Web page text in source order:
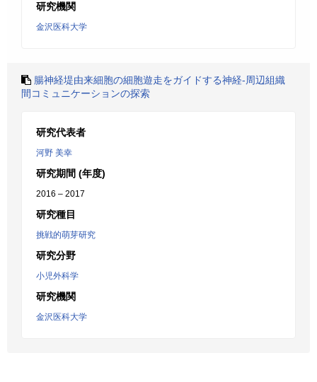
研究機関
金沢医科大学
腸神経堤由来細胞の細胞遊走をガイドする神経-周辺組織
間コミュニケーションの探索
研究代表者
河野 美幸
研究期間 (年度)
2016 – 2017
研究種目
挑戦的萌芽研究
研究分野
小児外科学
研究機関
金沢医科大学